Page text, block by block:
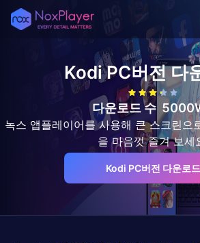
KodiPC버전 다
다운로드 수
녹스 앱플레이어를 사용해 큰 스크린으
을 마음껏 즐겨 보세
Kodi PC버전 다운로드